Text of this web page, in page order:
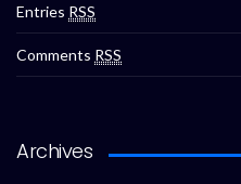
Entries RSS
Comments RSS
Archives